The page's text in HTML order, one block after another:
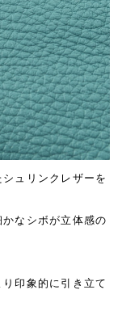
ュリンクレザーを
なシボが立体感の
印象的に引き立て